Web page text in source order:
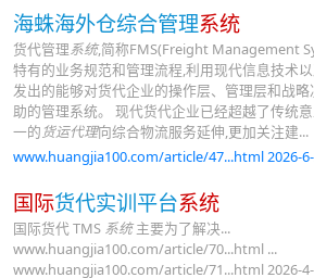
海蛛海外仓综合管理系统
货代管理系统,简称FMS(Freight Management
特有的业务规范和管理流程,利用现代信息技术
发出的能够对货代企业的操作层、管理层和战
助的管理系统。 现代货代企业已经超越了传统
一的 货运代理向综合物流服务延伸,更加关注建...
www.huangjia100.com/article/47...html 2026-
国际货代实训平台系统
国际货代 TMS 系统主要为了解决...
www.huangjia100.com/article/70...html ...
www.huangjia100.com/article/71...html 2026-